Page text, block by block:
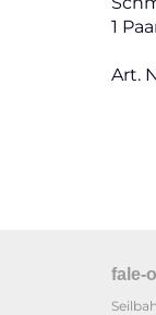
1
Art.
fale-